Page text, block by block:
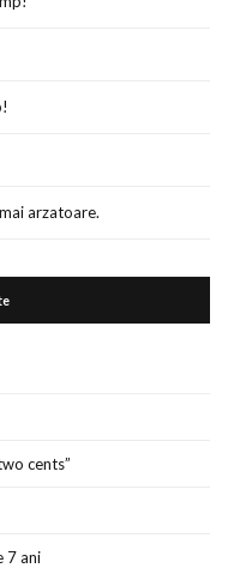
arzatoare.
cents”
7 ani